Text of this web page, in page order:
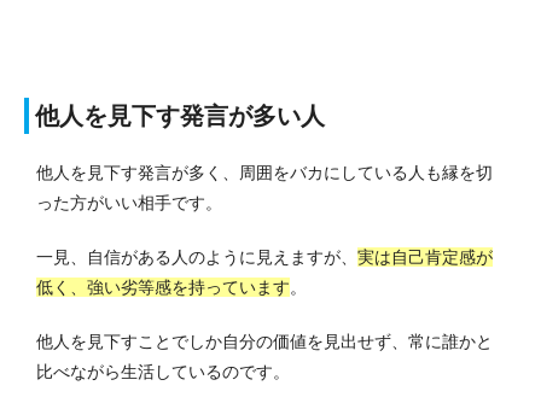
他人を見下す発言が多い人
他人を見下す発言が多く、周囲をバカにしている人も縁を切
った方がいい相手です。
一見、自信がある人のように見えますが、 実は自己肯定感が
低く、強い劣等感を持っています。
他人を見下すことでしか自分の価値を見出せず、常に誰かと
比べながら生活しているのです。